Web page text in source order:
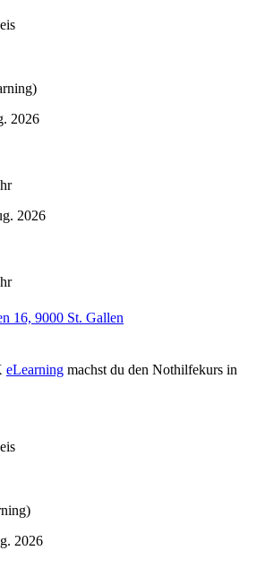
2026
2026
16, 9000 St. Gallen
eLearning machst du den Nothilfekurs in
2026